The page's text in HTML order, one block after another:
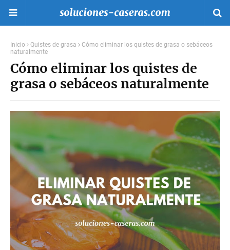
Inicio Quistes de grasa
Cómo eliminar los quistes de grasa o sebáceos
naturalmente
Cómo eliminar los quistes de
grasa o sebáceos naturalmente